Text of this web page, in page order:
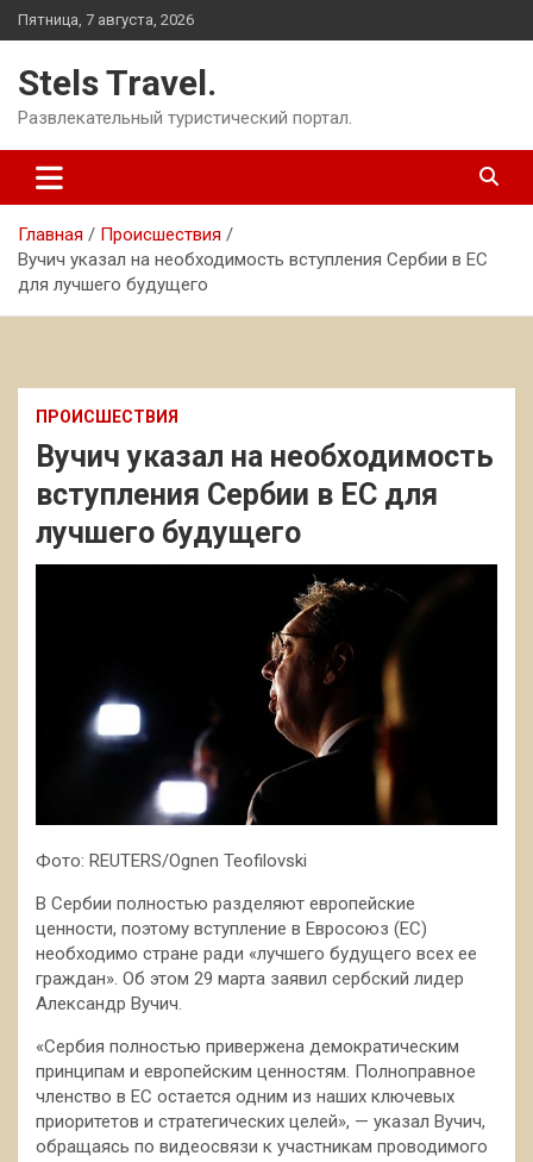
Перейти
к
Пятница, 7 августа, 2026
Stels Travel.
Развлекательный туристический портал.
Главная
Происшествия
Вучич указал на необходимость вступления Сербии в ЕС
для лучшего будущего
ПРОИСШЕСТВИЯ
Вучич указал на необходимость
вступления Сербии в ЕС для
лучшего будущего
Фото: REUTERS/Ognen Teofilovski
В Сербии полностью разделяют европейские
ценности, поэтому вступление в Евросоюз (ЕС)
необходимо стране ради «лучшего будущего всех ее
граждан». Об этом 29 марта заявил сербский лидер
Александр Вучич.
«Сербия полностью привержена демократическим
принципам и европейским ценностям. Полноправное
членство в ЕС остается одним из наших ключевых
приоритетов и стратегических целей», — указал Вучич,
обращаясь по видеосвязи к участникам проводимого